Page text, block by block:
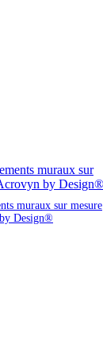
muraux sur mesure
Design®